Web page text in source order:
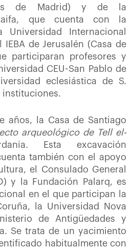
de Madrid) y de la
que cuenta con la
Internacional
IEBA de Jerusalén (Casa de
participaran profesores y
CEU-San Pablo de
eclesiástica de S.
instituciones.
años, la Casa de Santiago
arqueológico de Tell el-
Esta excavación
también con el apoyo
el Consulado General
y la Fundación Palarq, es
en el que participan la
la Universidad Nova
de Antigüedades y
Se trata de un yacimiento
habitualmente con